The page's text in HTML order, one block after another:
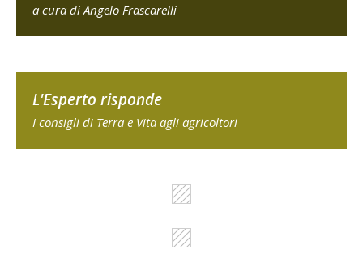
a cura di Angelo Frascarelli
L'Esperto risponde
I consigli di Terra e Vita agli agricoltori